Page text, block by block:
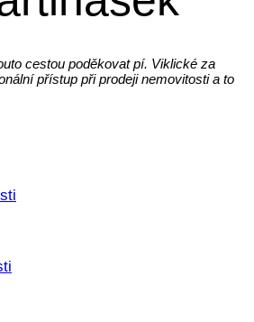
cestou poděkovat pí. Viklické za
přístup při prodeji nemovitosti a to